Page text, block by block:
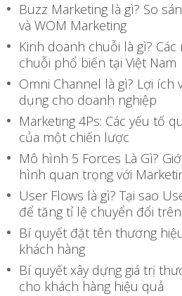
Buzz Marketing là gì? So
và WOM Marketing
Kinh doanh chuỗi là gì?
chuỗi phổ biến tại Việt Nam
Omni Channel là gì? Lợi ích
dụng cho doanh nghiệp
Marketing 4Ps: Các yếu tố
của một chiến lược
Mô hình 5 Forces Là Gì?
hình quan trọng với
User Flows là gì? Tại sao
để tăng tỉ lệ chuyển đổi
Bí quyết đặt tên thương
khách hàng
Bí quyết xây dựng giá trị
cho khách hàng hiệu quả